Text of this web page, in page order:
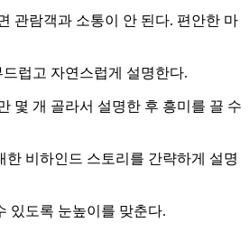
관람객과 소통이 안 된다. 편안한 마
럽고 자연스럽게 설명한다.
몇 개 골라서 설명한 후 흥미를 끌 수
한 비하인드 스토리를 간략하게 설명
있도록 눈높이를 맞춘다.